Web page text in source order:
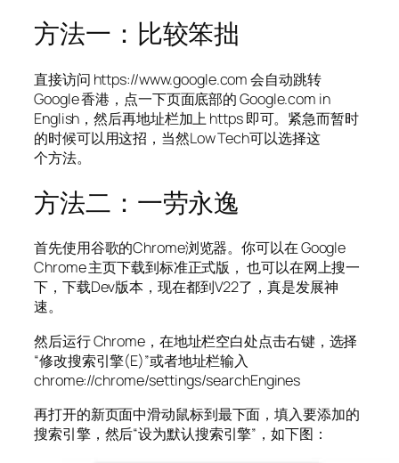
方法一：比较笨拙
直接访问 https://www.google.com 会自动跳转
Google 香港，点一下页面底部的 Google.com in
English，然后再地址栏加上 https 即可。紧急而暂时
的时候可以用这招，当然Low Tech可以选择这
个方法。
方法二：一劳永逸
首先使用谷歌的Chrome浏览器。你可以在 Google
Chrome 主页下载到标准正式版， 也可以在网上搜一
下，下载Dev版本，现在都到V22了，真是发展神
速。
然后运行 Chrome，在地址栏空白处点击右键，选择
“修改搜索引擎(E)”或者地址栏输入
chrome://chrome/settings/searchEngines
再打开的新页面中滑动鼠标到最下面，填入要添加的
搜索引擎，然后“设为默认搜索引擎”，如下图：